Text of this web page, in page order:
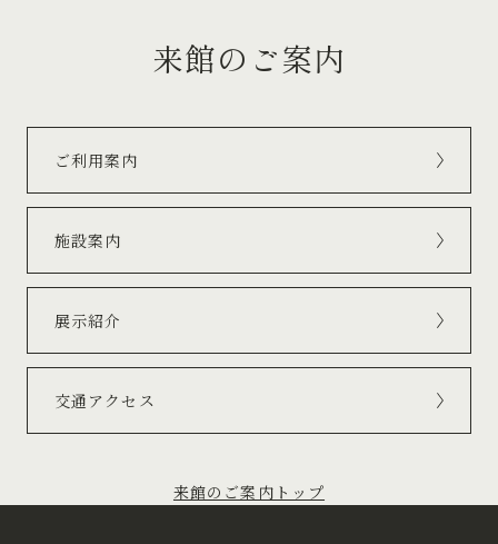
来館のご案内
ご利用案内
施設案内
展示紹介
交通アクセス
来館のご案内トップ